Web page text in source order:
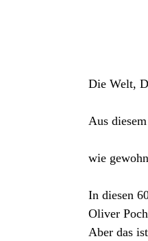
Die Welt,
Aus
wie
In diesen
Oliver
Aber das